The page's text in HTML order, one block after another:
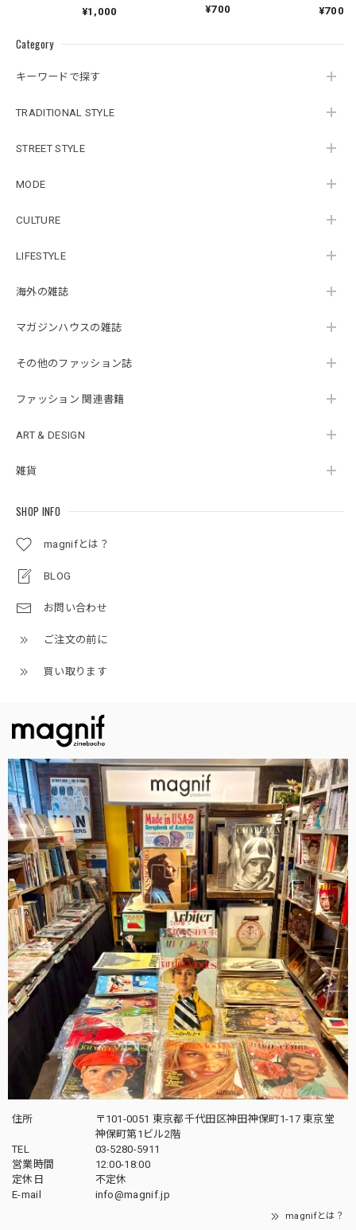
Category
キーワードで探す
TRADITIONAL STYLE
STREET STYLE
MODE
CULTURE
LIFESTYLE
海外の雑誌
マガジンハウスの雑誌
その他のファッション誌
ファッション 関連書籍
ART & DESIGN
雑貨
SHOP INFO
magnifとは？
BLOG
お問い合わせ
ご注文の前に
買い取ります
¥1,000 ¥700 ¥700
住所
〒101-0051 東京都千代田区神田神保町1-17 東京堂
神保町第1ビル2階
TEL
03-5280-5911
営業時間
12:00-18:00
定休日
不定休
E-mail
info@magnif.jp
magnifとは？